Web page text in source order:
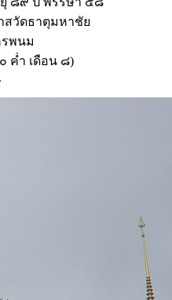
สวัดธาตุมหาชัย
รพนม
ค่ำ เดือน ๘)